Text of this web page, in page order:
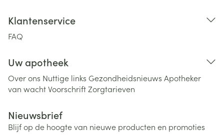
Klantenservice
FAQ
Uw apotheek
Over ons Nuttige links Gezondheidsnieuws Apotheker
van wachtVoorschriftZorgtarieven
Nieuwsbrief
Blijf op de hoogte van nieuwe producten en promoties